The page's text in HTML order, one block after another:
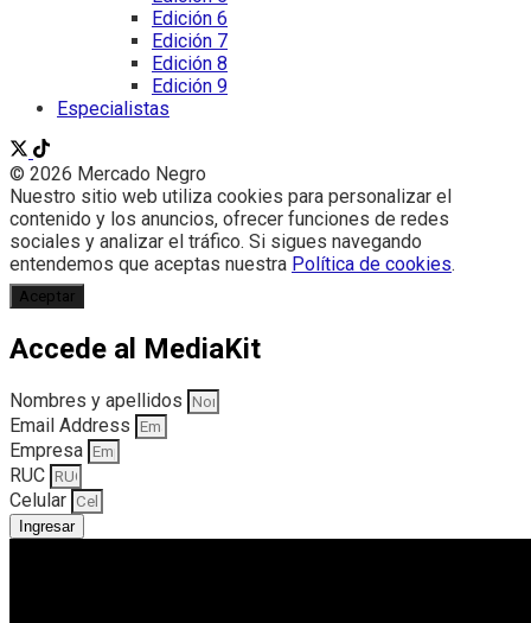
Edición 6
Edición 7
Edición 8
Edición 9
Especialistas
© 2026 Mercado Negro
Nuestro sitio web utiliza cookies para personalizar el
contenido y los anuncios, ofrecer funciones de redes
sociales y analizar el tráfico. Si sigues navegando
entendemos que aceptas nuestra Política de cookies.
Aceptar
Accede al MediaKit
Nombres y apellidos
Email Address
Empresa
RUC
Celular
Ingresar